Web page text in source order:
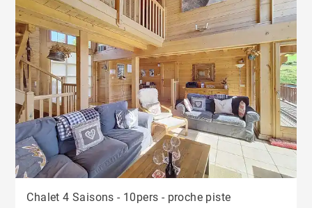
Chalet 4 Saisons - 10pers - proche piste